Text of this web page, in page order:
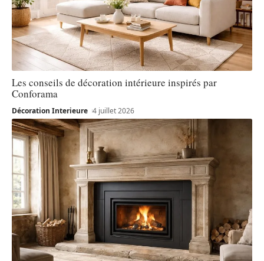
Les conseils de décoration intérieure inspirés par
Conforama
Décoration Interieure 4 juillet 2026